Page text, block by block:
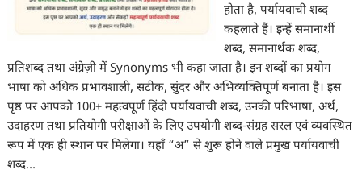
होता है, पर्यायवाची शब्द
कहलाते हैं। इन्हें समानार्थी
शब्द, समानार्थक शब्द,
प्रतिशब्द तथा अंग्रेज़ी में Synonyms भी कहा जाता है। इन शब्दों का प्रयोग
भाषा को अधिक प्रभावशाली, सटीक, सुंदर और अभिव्यक्तिपूर्ण बनाता है। इस
पृष्ठ पर आपको 100+ महत्वपूर्ण हिंदी पर्यायवाची शब्द, उनकी परिभाषा, अर्थ,
उदाहरण तथा प्रतियोगी परीक्षाओं के लिए उपयोगी शब्द-संग्रह सरल एवं व्यवस्थित
रूप में एक ही स्थान पर मिलेगा। यहाँ “अ” से शुरू होने वाले प्रमुख पर्यायवाची
शब्द…